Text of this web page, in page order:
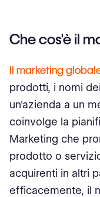
Che cos'è il
Il marketing
prodotti, i nomi
un'azienda a un
coinvolge la
Marketing che
prodotto o
acquirenti in altri
efficacemente, il